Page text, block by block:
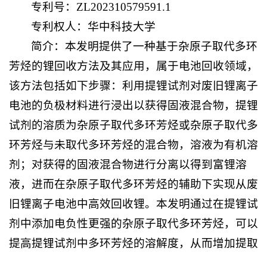
专利号：ZL202310579591.1
专利权人：华中科技大学
简介：本发明提供了一种基于杂原子取代多环
芳烃的锂回收方法及其应用，属于电池回收领域，
该方法包括如下步骤：利用提锂试剂对废旧锂离子
电池的负极材料进行浸出以获得固液混合物，提锂
试剂的溶质为杂原子取代多环芳烃或杂原子取代多
环芳烃与未取代多环芳烃的混合物，溶液为有机溶
剂；对获得的固液混合物进行分离以得到富锂溶
液，进而在杂原子取代多环芳烃的辅助下实现从废
旧锂离子电池中高效回收锂。本发明通过在提锂试
剂中添加电负性更强的杂原子取代多环芳烃，可以
提高提锂试剂中多环芳烃的溶解度，从而增加提取